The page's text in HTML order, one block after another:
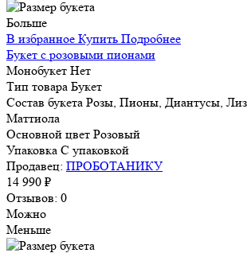
Больше
В избранное Купить Подробнее
Букет с розовыми пионами
Монобукет Нет
Тип товара Букет
Состав букета Розы, Пионы, Диантусы,
Маттиола
Основной цвет Розовый
Упаковка С упаковкой
Продавец: ПРОБОТАНИКУ
14 990 ₽
Отзывов: 0
Можно
Меньше